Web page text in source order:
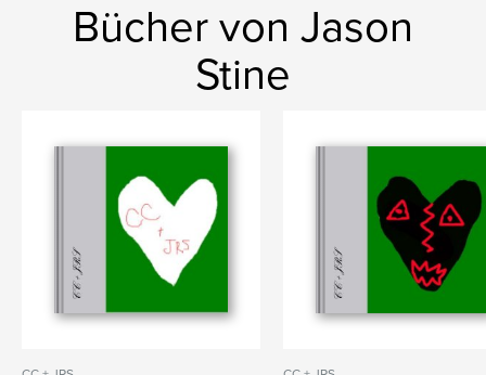
Bücher von Jason
Stine